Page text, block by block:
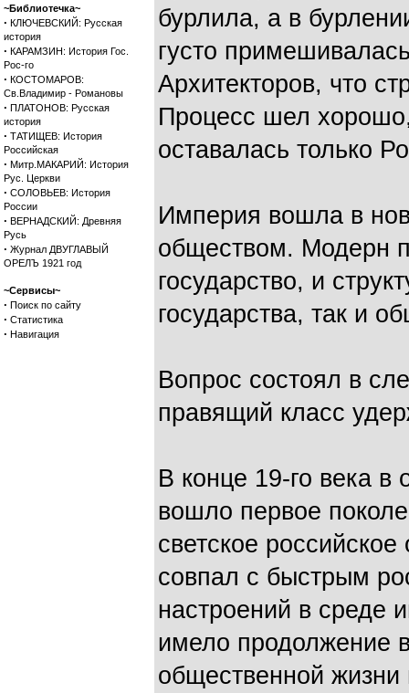
~Библиотечка~
· КЛЮЧЕВСКИЙ: Русская
история
· КАРАМЗИН: История Гос.
Рос-го
· КОСТОМАРОВ:
Св.Владимир - Романовы
· ПЛАТОНОВ: Русская
история
· ТАТИЩЕВ: История
Российская
· Митр.МАКАРИЙ: История
Рус. Церкви
· СОЛОВЬЕВ: История
России
· ВЕРНАДСКИЙ: Древняя
Русь
· Журнал ДВУГЛАВЫЙ
ОРЕЛЪ 1921 год
~Сервисы~
· Поиск по сайту
· Статистика
· Навигация
бурлила, а в
густо
Архитекторов, что
Процесс шел
оставалась только
Империя вошла в
обществом. Модерн
государство, и
государства, так и
Вопрос состоял в
правящий класс
В конце 19-го века
вошло первое
светское
совпал с быстрым
настроений в среде
имело продолжение
общественной